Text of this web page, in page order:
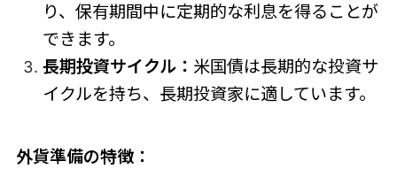
り、保有期間中に定期的な利息を得ることが
できます。
長期投資サイクル： 米国債は長期的な投資サ
イクルを持ち、長期投資家に適しています。
外貨準備の特徴：